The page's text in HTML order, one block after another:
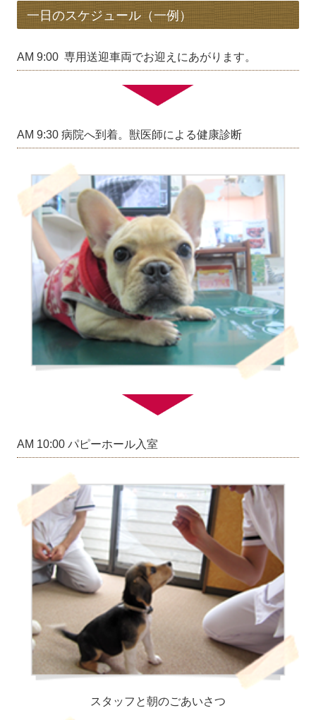
一日のスケジュール（一例）
AM 9:00 専用送迎車両でお迎えにあがります。
AM 9:30 病院へ到着。獣医師による健康診断
AM 10:00 パピーホール入室
スタッフと朝のごあいさつ